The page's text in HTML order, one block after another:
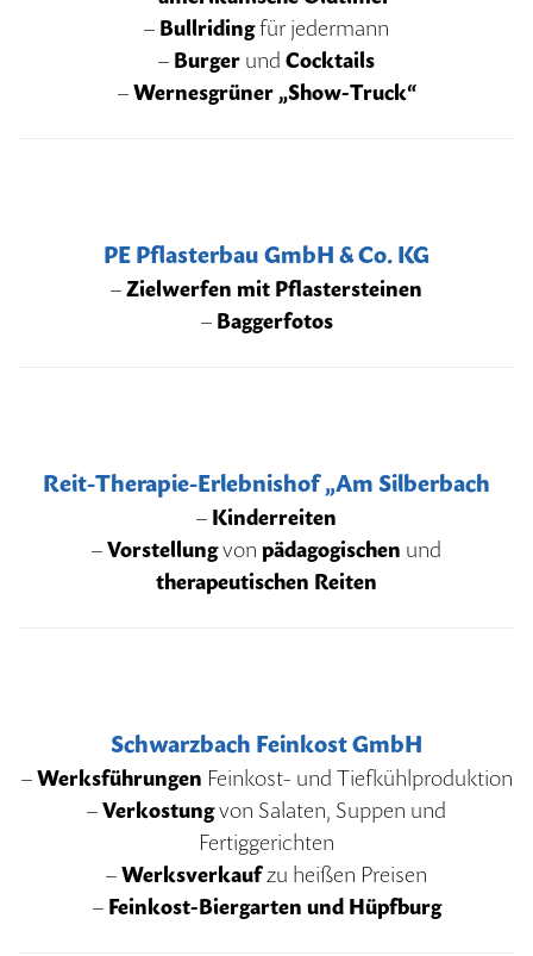
– Bullridingfür jedermann
– Burger und Cocktails
–Wernesgrüner „Show-Truck“
PE Pflasterbau GmbH & Co. KG
–Zielwerfen mit Pflastersteinen
– Baggerfotos
Reit-Therapie-Erlebnishof „Am Silberbach
– Kinderreiten
–Vorstellungvon pädagogischen und
therapeutischen Reiten
Schwarzbach Feinkost GmbH
–Werksführungen Feinkost- und Tiefkühlproduktion
–Verkostungvon Salaten, Suppen und
Fertiggerichten
–Werksverkaufzu heißen Preisen
– Feinkost-Biergarten und Hüpfburg